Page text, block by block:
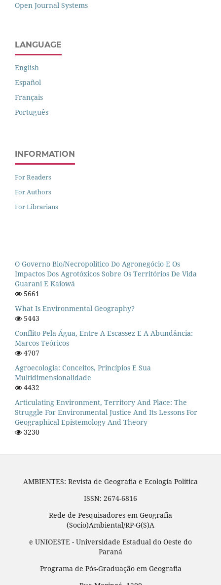
Open Journal Systems
LANGUAGE
English
Español
Français
Português
INFORMATION
For Readers
For Authors
For Librarians
O Governo Bio/necropolítico Do Agronegócio E Os
Impactos Dos Agrotóxicos Sobre Os Territórios De Vida
Guarani E Kaiowá
5661
What Is Environmental Geography?
5443
Conflito Pela Água, Entre A Escassez E A Abundância:
Marcos Teóricos
4707
Agroecologia: Conceitos, Princípios E Sua
Multidimensionalidade
4432
Articulating Environment, Territory And Place: The
Struggle For Environmental Justice And Its Lessons For
Geographical Epistemology And Theory
3230
AMBIENTES: Revista de Geografia e Ecologia Política
ISSN: 2674-6816
Rede de Pesquisadores em Geografia
(Socio)Ambiental/RP-G(S)A
e UNIOESTE - Universidade Estadual do Oeste do
Paraná
Programa de Pós-Graduação em Geografia